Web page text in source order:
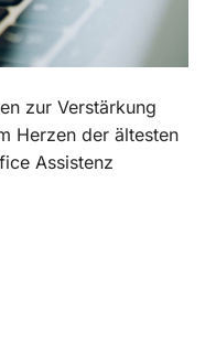
zur Verstärkung
Herzen der ältesten
Assistenz